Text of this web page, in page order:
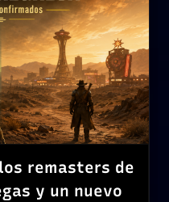
personajes
que
conversan
mediante
IA»
remasters de
y un nuevo